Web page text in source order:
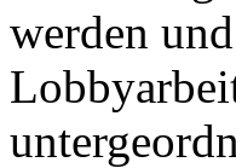
werden